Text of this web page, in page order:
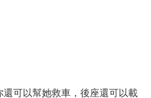
可以幫她救車，後座還可以載